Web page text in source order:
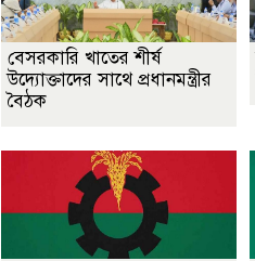
বেসরকারি খাতের শীর্ষ
উদ্যোক্তাদের সাথে প্রধানমন্ত্রীর
বৈঠক